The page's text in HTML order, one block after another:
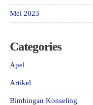
Mei 2023
Categories
Apel
Artikel
Bimbingan Konseling